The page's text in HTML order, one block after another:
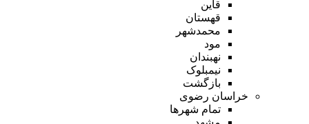
قاین
قهستان
محمدشهر
مود
نهبندان
نیمبلوک
بازگشت
خراسان رضوی
تمام شهر‌ها